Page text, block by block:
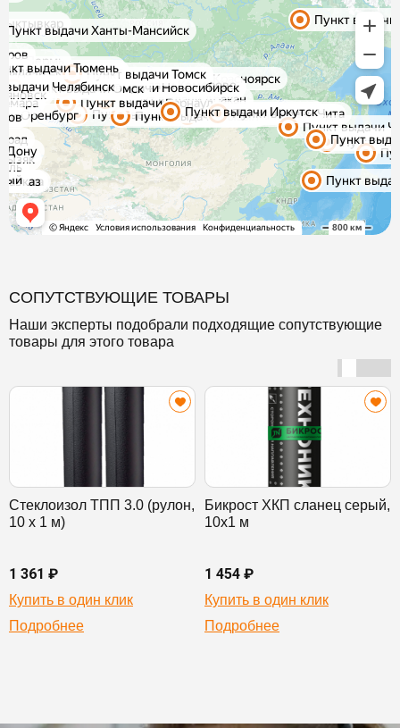
СОПУТСТВУЮЩИЕ ТОВАРЫ
Наши эксперты подобрали подходящие сопутствующие
товары для этого товара
Стеклоизол ТПП 3.0 (рулон,
10 х 1 м)
1 361 ₽
Купить в один клик
Подробнее
Бикрост ХКП сланец серый,
10х1 м
1 454 ₽
Купить в один клик
Подробнее